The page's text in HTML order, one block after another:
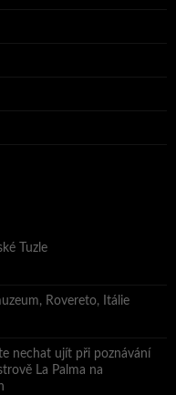
Tuzle
Rovereto, Itálie
nechat ujít při poznávání
La Palma na